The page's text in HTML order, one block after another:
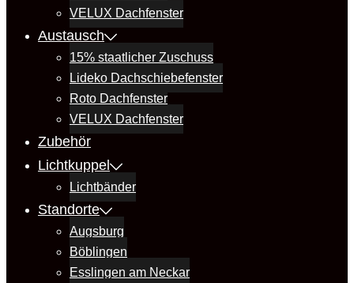
VELUX Dachfenster
Austausch
15% staatlicher Zuschuss
Lideko Dachschiebefenster
Roto Dachfenster
VELUX Dachfenster
Zubehör
Lichtkuppel
Lichtbänder
Standorte
Augsburg
Böblingen
Esslingen am Neckar